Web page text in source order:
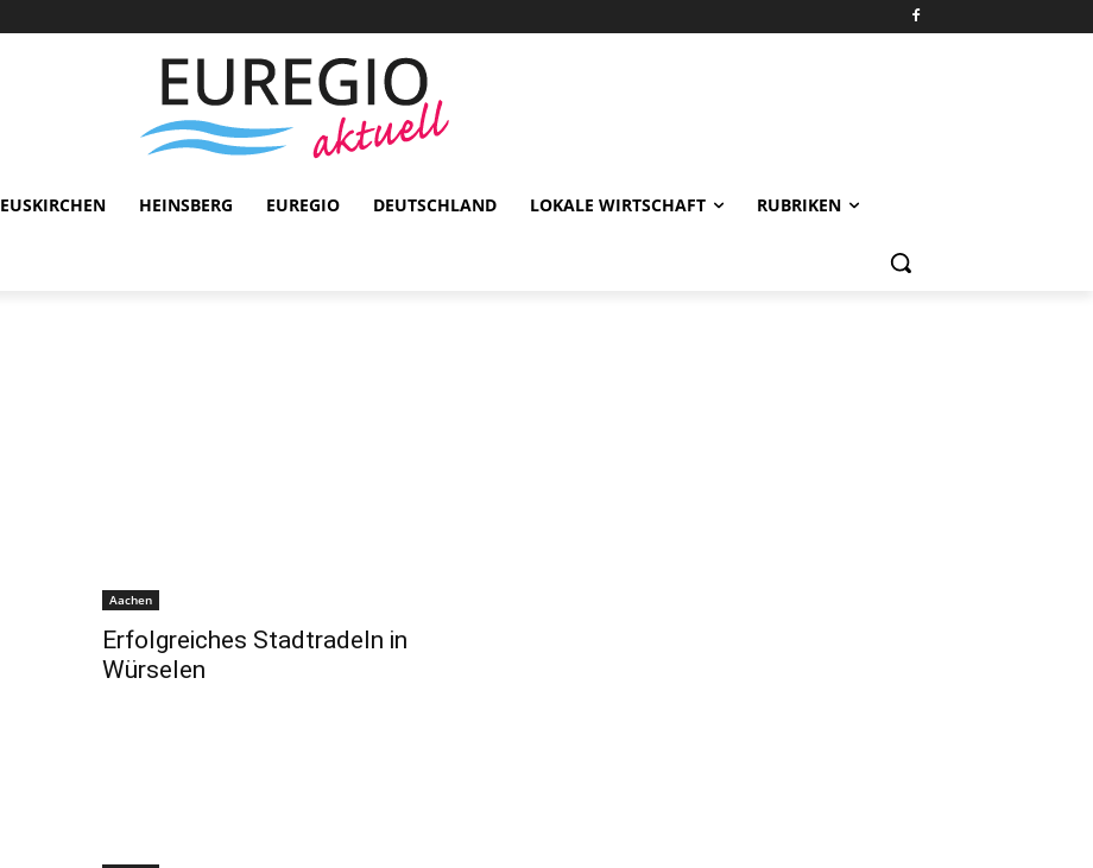
EUSKIRCHEN HEINSBERG EUREGIO DEUTSCHLAND LOKALE WIRTSCHAFT RUBRIKEN
Aachen
Erfolgreiches Stadtradeln in
Würselen